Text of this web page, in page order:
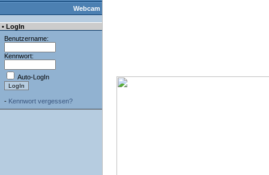
Webcam
• LogIn
Benutzername:
Kennwort:
Auto-LogIn
- Kennwort vergessen?